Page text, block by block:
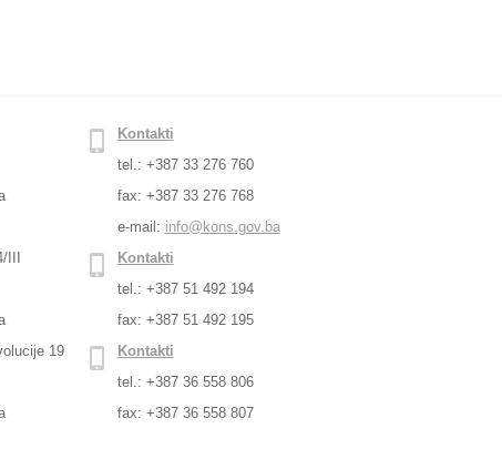
Kontakti
tel.: +387 33 276 760
fax: +387 33 276 768
e-mail: info@kons.gov.ba
Kontakti
tel.: +387 51 492 194
fax: +387 51 492 195
19
Kontakti
tel.: +387 36 558 806
fax: +387 36 558 807